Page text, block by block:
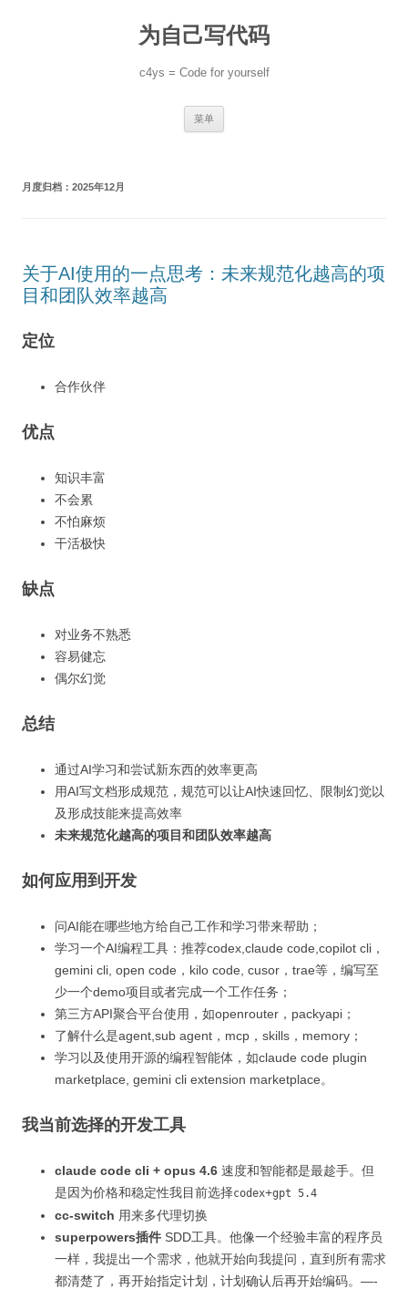
为自己写代码
c4ys = Code for yourself
菜单
月度归档： 2025年12月
关于AI使用的一点思考：未来规范化越高的项
目和团队效率越高
定位
合作伙伴
优点
知识丰富
不会累
不怕麻烦
干活极快
缺点
对业务不熟悉
容易健忘
偶尔幻觉
总结
通过AI学习和尝试新东西的效率更高
用AI写文档形成规范，规范可以让AI快速回忆、限制幻觉以
及形成技能来提高效率
未来规范化越高的项目和团队效率越高
如何应用到开发
问AI能在哪些地方给自己工作和学习带来帮助；
学习一个AI编程工具：推荐codex,claude code,copilot cli，
gemini cli, open code，kilo code, cusor，trae等，编写至
少一个demo项目或者完成一个工作任务；
第三方API聚合平台使用，如openrouter，packyapi；
了解什么是agent,sub agent，mcp，skills，memory；
学习以及使用开源的编程智能体，如claude code plugin
marketplace, gemini cli extension marketplace。
我当前选择的开发工具
claude code cli + opus 4.6 速度和智能都是最趁手。但
是因为价格和稳定性我目前选择codex+gpt 5.4
cc-switch 用来多代理切换
superpowers插件 SDD工具。他像一个经验丰富的程序员
一样，我提出一个需求，他就开始向我提问，直到所有需求
都清楚了，再开始指定计划，计划确认后再开始编码。—-